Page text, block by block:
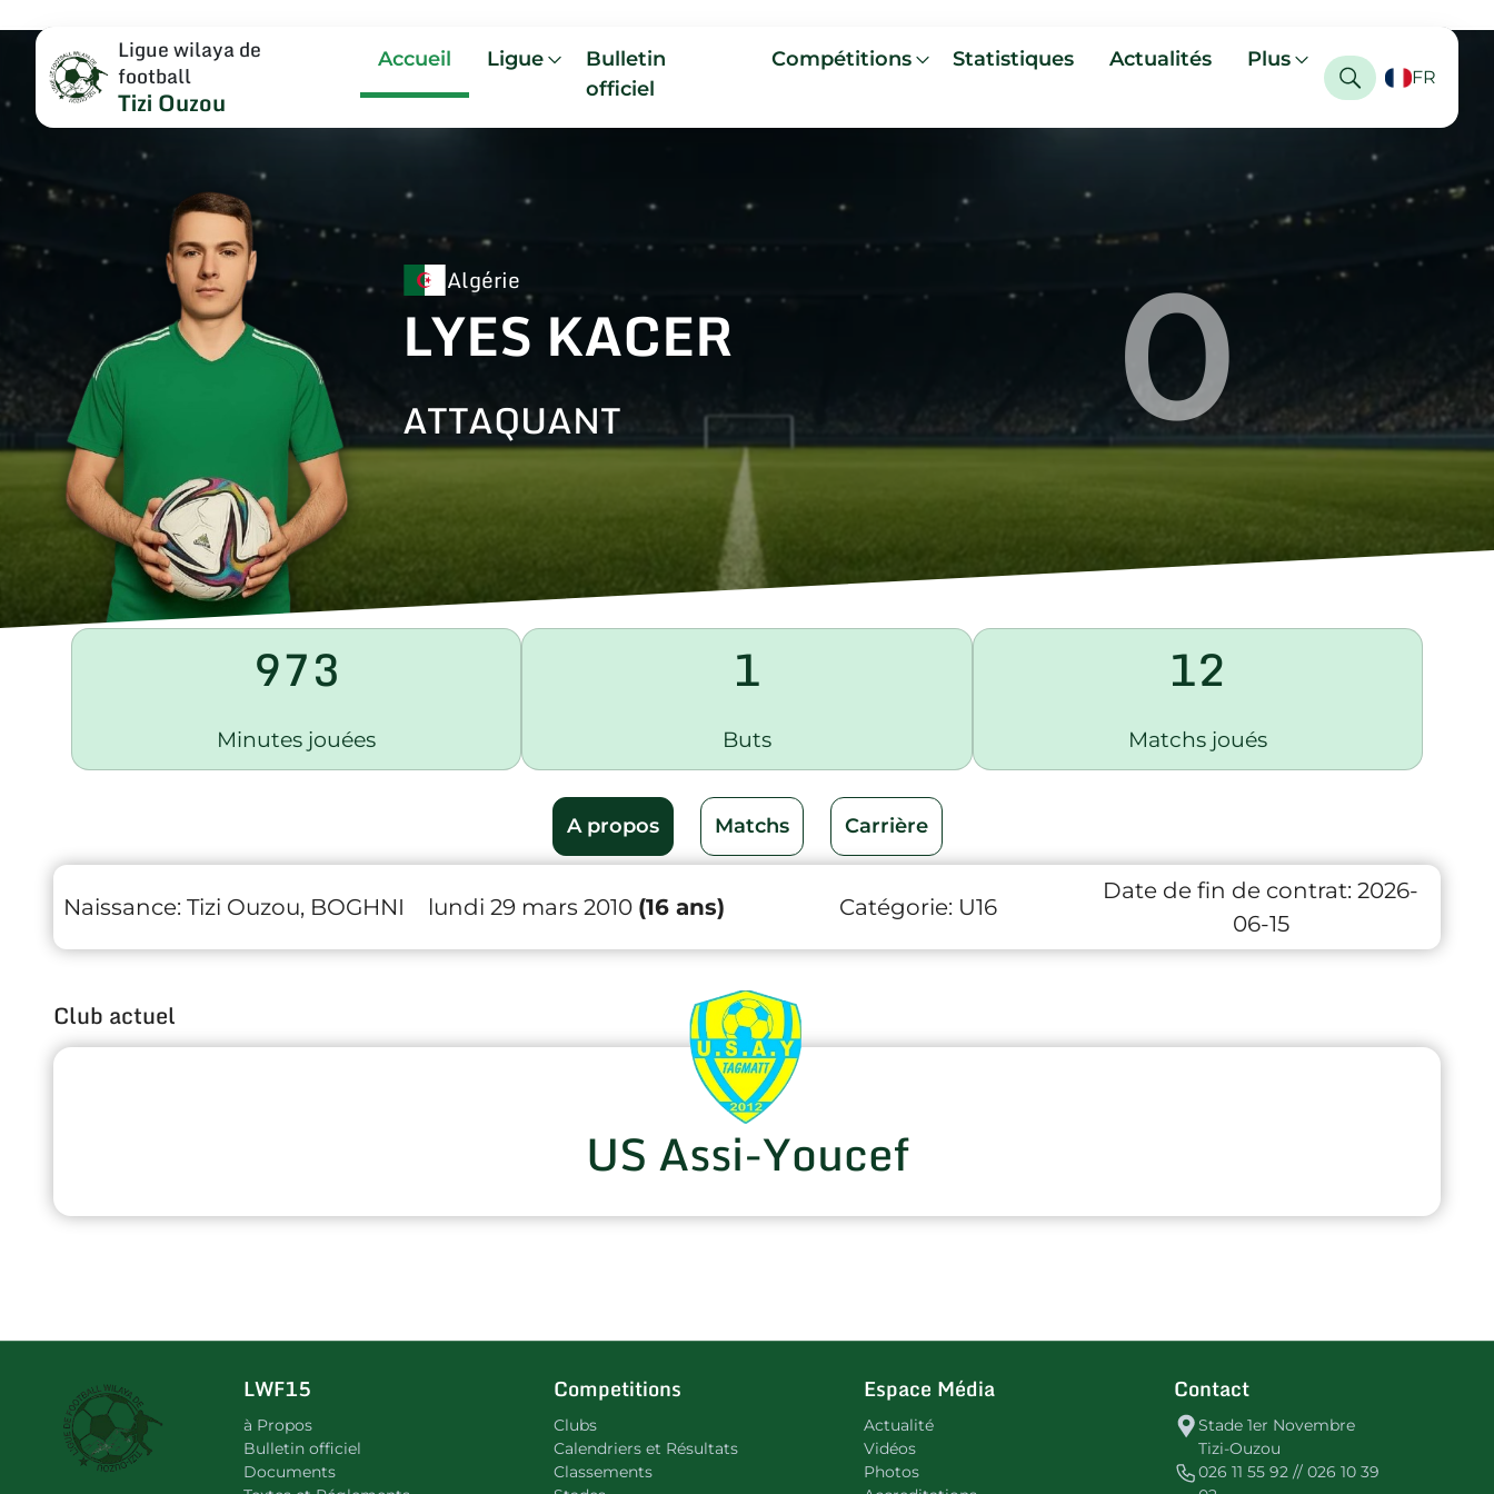
Ligue wilaya de
football
Tizi Ouzou
Accueil Ligue
Bulletin
officiel
Compétitions Statistiques Actualités Plus
FR
Algérie
LYES KACER
ATTAQUANT 0
973
Minutes jouées
1
Buts
12
Matchs joués
A propos Matchs Carrière
Naissance: Tizi Ouzou, BOGHNI lundi 29 mars 2010 (16 ans) Catégorie: U16
Date de fin de contrat: 2026-
06-15
Club actuel
US Assi-Youcef
LWF15
à Propos
Bulletin officiel
Documents
Competitions
Clubs
Calendriers et Résultats
Classements
Espace Média
Actualité
Vidéos
Photos
Contact
Stade 1er Novembre
Tizi-Ouzou
026 11 55 92 // 026 10 39